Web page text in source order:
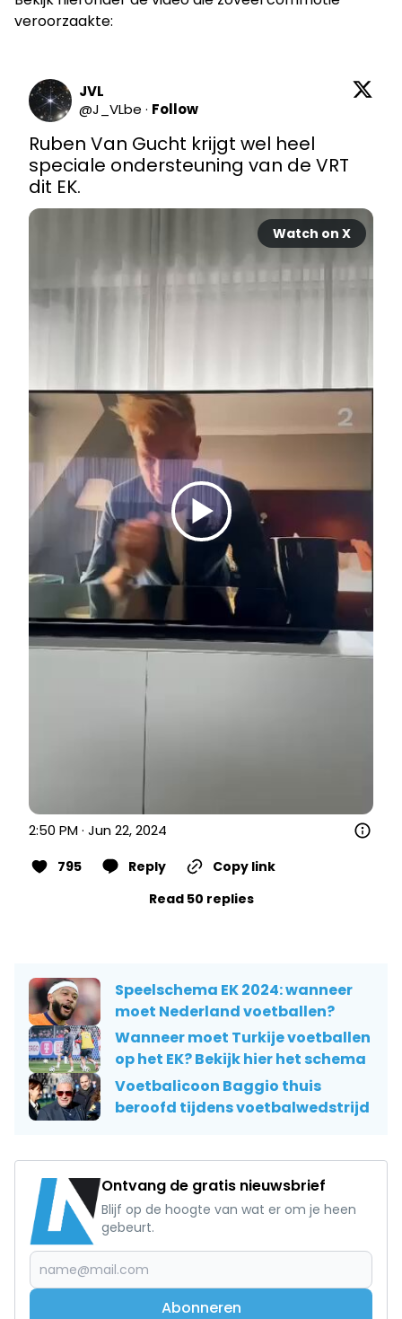
veroorzaakte:
JVL
@J_VLbe · Follow
Ruben Van Gucht krijgt wel heel
speciale ondersteuning van de VRT
dit EK.
Watch on X
2:50 PM · Jun 22, 2024
795 Reply
Copy link
Read 50 replies
Speelschema EK 2024: wanneer
moet Nederland voetballen?
Wanneer moet Turkije voetballen
op het EK? Bekijk hier het schema
Voetbalicoon Baggio thuis
beroofd tijdens voetbalwedstrijd
Ontvang de gratis nieuwsbrief
Blijf op de hoogte van wat er om je heen
gebeurt.
Abonneren